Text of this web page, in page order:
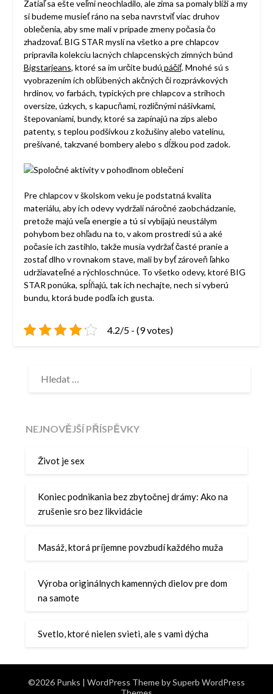
Zatiaľ sa ešte veľmi neochladilo, ale zima sa pomaly blíži a my
si budeme musieť ráno na seba navrstviť viac druhov
oblečenia, aby sme mali v prípade zmeny počasia čo
zhadzovať. BIG STAR myslí na všetko a pre chlapcov
pripravila kolekciu lacných chlapcenských zimných búnd
Bigstarjeans, ktoré sa im určite budú páčiť. Mnohé sú s
vyobrazením ich obľúbených akčných či rozprávkových
hrdinov, vo farbách, typických pre chlapcov a strihoch
oversize, úzkych, s kapucňami, rozličnými nášivkami,
štepovaniami, bundy, ktoré sa zapínajú na zips alebo
patenty, s teplou podšívkou z kožušiny alebo vatelínu,
prešívané, takzvané bombery alebo s dĺžkou pod zadok.
Pre chlapcov v školskom veku je podstatná kvalita
materiálu, aby ich odevy vydržali náročné zaobchádzanie,
pretože majú veľa energie a tú si vybíjajú neustálym
pohybom bez ohľadu na to, v akom prostredí sú a aké
počasie ich zastihlo, takže musia vydržať časté pranie a
zostať dlho v rovnakom stave, mali by byť zároveň ľahko
udržiavateľné a rýchloschnúce. To všetko odevy, ktoré BIG
STAR ponúka, spĺňajú, tak ich nechajte, nech si vyberú
bundu, ktorá bude podľa ich gusta.
4.2/5 - (9 votes)
NEJNOVĚJŠÍ PŘÍSPĚVKY
Život je sex
Koniec podnikania bez zbytočnej drámy: Ako na
zrušenie sro bez likvidácie
Masáž, ktorá príjemne povzbudí každého muža
Výroba originálnych kamenných dielov pre dom
na samote
Svetlo, ktoré nielen svieti, ale s vami dýcha
©2026 Punks | WordPress Theme bySuperb WordPress